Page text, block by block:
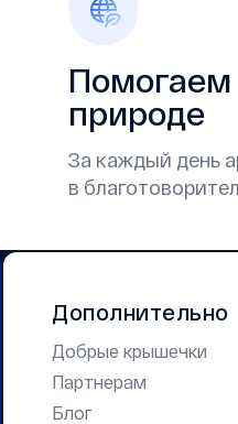
Помогаем
природе
За каждый день
в
Дополнительно
Добрые крышечки
Партнерам
Блог